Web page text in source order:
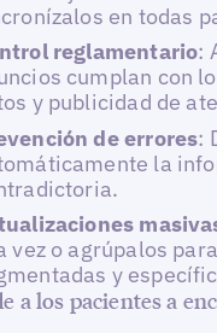
en todas
reglamentario:
cumplan con
y publicidad de
de errores:
la
vez o agrúpalos
y
a los pacientes a